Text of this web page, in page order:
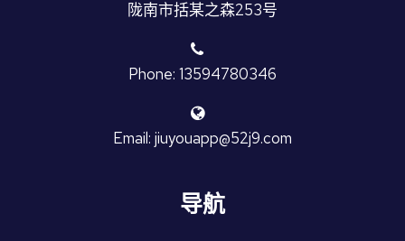
陇南市括某之森253号
Phone: 13594780346
Email: jiuyouapp@52j9.com
导航